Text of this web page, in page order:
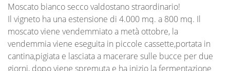
Moscato bianco secco valdostano straordinario!
Il vigneto ha una estensione di 4.000 mq. a 800 mq. Il
moscato viene vendemmiato a metà ottobre, la
vendemmia viene eseguita in piccole cassette,portata in
cantina,pigiata e lasciata a macerare sulle bucce per due
giorni, dopo viene spremuta e ha inizio la fermentazione